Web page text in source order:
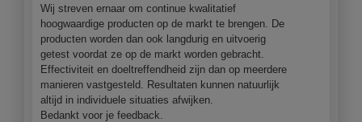
Wij streven ernaar om continue kwalitatief
hoogwaardige producten op de markt te brengen. De
producten worden dan ook langdurig en uitvoerig
getest voordat ze op de markt worden gebracht.
Effectiviteit en doeltreffendheid zijn dan op meerdere
manieren vastgesteld. Resultaten kunnen natuurlijk
altijd in individuele situaties afwijken.
Bedankt voor je feedback.